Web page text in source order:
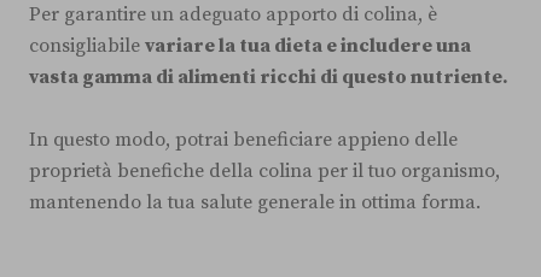
Per garantire un adeguato apporto di colina, è
consigliabile variare la tua dieta e includere una
vasta gamma di alimenti ricchi di questo nutriente.
In questo modo, potrai beneficiare appieno delle
proprietà benefiche della colina per il tuo organismo,
mantenendo la tua salute generale in ottima forma.